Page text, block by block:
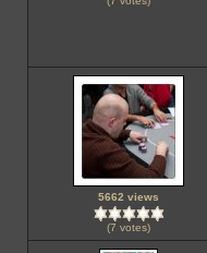
5662 views
(7 votes)